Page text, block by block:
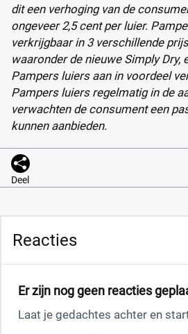
dit een verhoging van de
ongeveer 2,5 cent per luier.
verkrijgbaar in 3 verschillende
waaronder de nieuwe Simply Dry,
Pampers luiers aan in voordeel
Pampers luiers regelmatig in de
verwachten de consument een
kunnen aanbieden.
Deel
Reacties
Er zijn nog geen reacties
Laat je gedachtes achter en